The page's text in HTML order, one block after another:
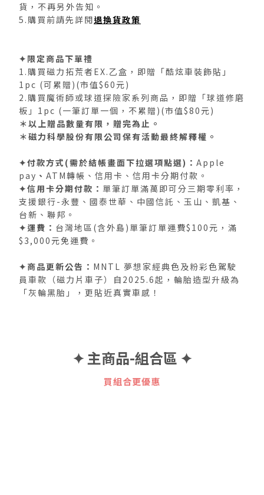
貨，不再另外告知。
5.購買前請先詳閱退換貨政策
✦限定商品下單禮
1.購買磁力拓荒者EX.乙盒，即贈「酷炫車裝飾貼」
1pc (可累贈)(市值$60元)
2.購買魔術師或球道探險家系列商品，即贈「球道修磨
板」1pc (一筆訂單一個，不累贈)(市值$80元)
＊以上贈品數量有限，贈完為止。
＊磁力科學股份有限公司保有活動最終解釋權。
✦付款方式(需於結帳畫面下拉選項點選)： Apple
pay 、 ATM轉帳、信用卡、信用卡分期付款。
✦信用卡分期付款： 單筆訂單滿萬即可分三期零利率，
支援銀行-永豐、國泰世華、中國信託、玉山、凱基、
台新、聯邦。
✦運費： 台灣地區(含外島)單筆訂單運費$100元，滿
$3,000元免運費。
✦商品更新公告： MNTL 夢想家經典色及粉彩色駕駛
員車款（磁力片車子）自2025.6起，輪胎造型升級為
「灰輪黑胎」，更貼近真實車感！
✦ 主商品-組合區 ✦
買組合更優惠